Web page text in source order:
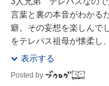
言葉と裏の本音がわかる
癖。その妄想を楽しんで
をテレパス祖母が懐柔し
台家の人々に好かれるか
表示する
Posted by